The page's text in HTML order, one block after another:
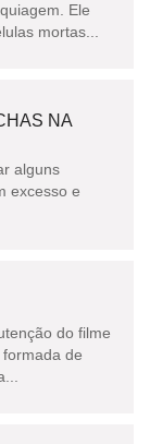
Ele
mortas...
NA
alguns
excesso e
do filme
de